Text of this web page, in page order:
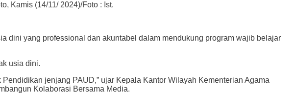
Kamis (14/11/ 2024)/Foto : Ist.
dini yang professional dan akuntabel dalam mendukung program wajib belajar
usia dini.
jenjang PAUD,” ujar Kepala Kantor Wilayah Kementerian Agama
Kolaborasi Bersama Media.